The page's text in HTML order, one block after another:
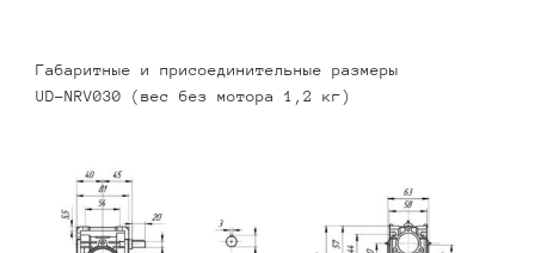
Габаритные и присоединительные размеры
UD-NRV030 (вес без мотора 1,2 кг)